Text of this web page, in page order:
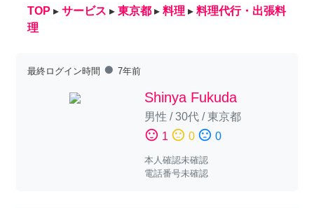
TOP ▸ サービス ▸ 東京都 ▸ 料理 ▸ 料理代行・出張料
理
最終ログイン時間 fiber_manual_record 7年前
Shinya Fukuda
男性 /30代/東京都
sentiment_satisfied 1 sentiment_neutral 0 sentiment_dissatisfied 0
本人確認未確認
電話番号未確認